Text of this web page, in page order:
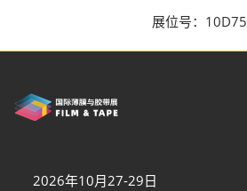
展位号：10D75
2026年10月27-29日